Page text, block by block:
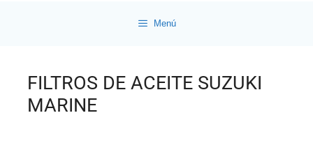
Menú
FILTROS DE ACEITE SUZUKI
MARINE